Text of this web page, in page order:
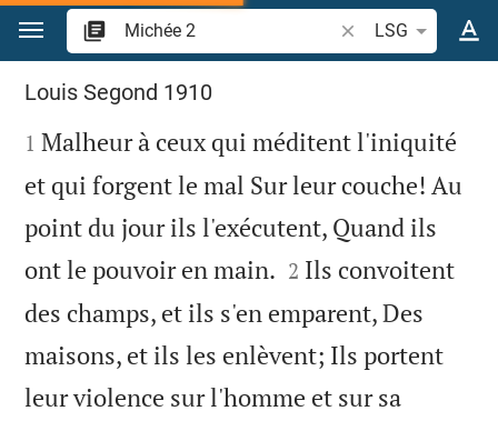
Aller vers contenu
Recherche d'un
LSG
Michée 2
Louis Segond 1910

1 Malheur à ceux qui méditent l'iniquité
et qui forgent le mal Sur leur couche! Au
point du jour ils l'exécutent, Quand ils
ont le pouvoir en main. 

2 Ils convoitent
des champs, et ils s'en emparent, Des
maisons, et ils les enlèvent; Ils portent
leur violence sur l'homme et sur sa